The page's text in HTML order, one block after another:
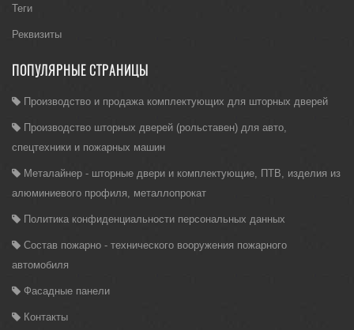
Теги
Реквизиты
ПОПУЛЯРНЫЕ СТРАНИЦЫ
Производство и продажа комплектующих для шторных дверей
Производство шторных дверей (рольставен) для авто,
спецтехники и пожарных машин
Металайнер - шторные двери и комплектующие, ПТВ, изделия из
алюминиевого профиля, металлопрокат
Политика конфиденциальности персональных данных
Состав пожарно - технического вооружения пожарного
автомобиля
Фасадные панели
Контакты